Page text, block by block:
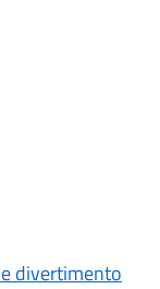
divertimento